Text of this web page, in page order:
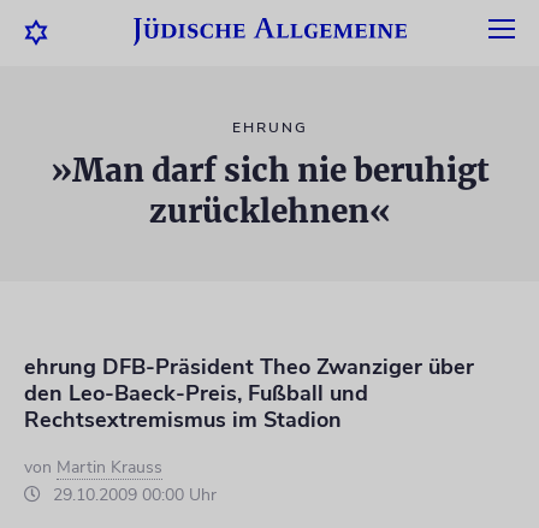
EHRUNG
»Man darf sich nie beruhigt
zurücklehnen«
ehrung DFB-Präsident Theo Zwanziger über
den Leo-Baeck-Preis, Fußball und
Rechtsextremismus im Stadion
von Martin Krauss
29.10.2009 00:00 Uhr